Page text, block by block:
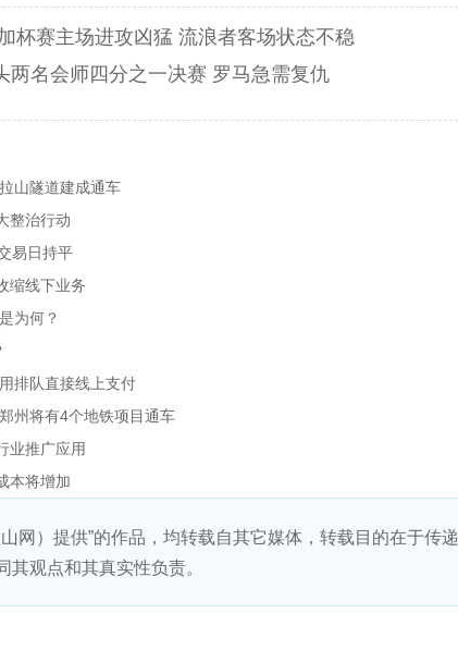
杯赛主场进攻凶猛 流浪者客场状态不稳
两名会师四分之一决赛 罗马急需复仇
山隧道建成通车
整治行动
易日持平
缩线下业务
为何？
排队直接线上支付
州将有4个地铁项目通车
业推广应用
本将增加
网）提供”的作品，均转载自其它媒体，转载目的在于传递
观点和其真实性负责。